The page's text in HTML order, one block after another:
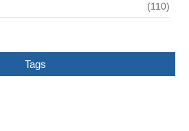
(110)
Tags